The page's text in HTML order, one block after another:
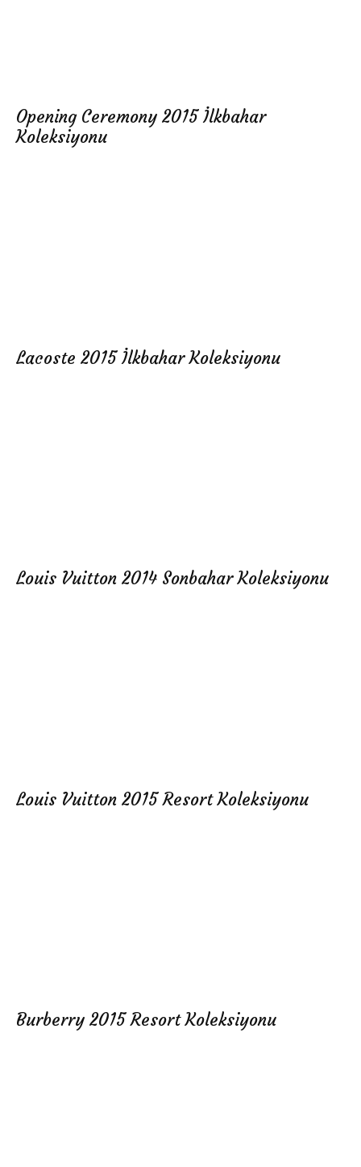
Opening Ceremony 2015 İlkbahar
Koleksiyonu
Lacoste 2015 İlkbahar Koleksiyonu
Louis Vuitton 2014 Sonbahar Koleksiyonu
Louis Vuitton 2015 Resort Koleksiyonu
Burberry 2015 Resort Koleksiyonu